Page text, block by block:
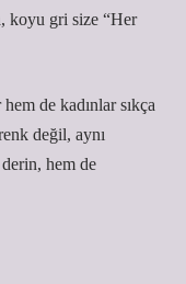
koyu gri size “Her
de kadınlar sıkça
değil, aynı
hem de